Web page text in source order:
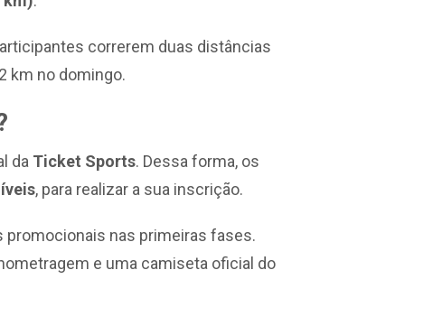
correrem duas distâncias
km no domingo.
da Ticket Sports. Dessa forma, os
, para realizar a sua inscrição.
promocionais nas primeiras fases.
e uma camiseta oficial do